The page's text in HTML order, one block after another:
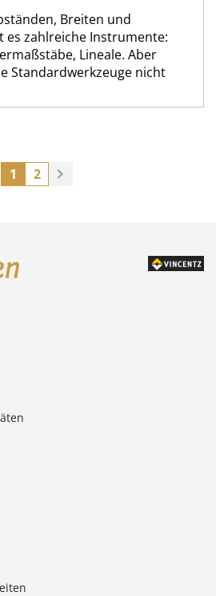
Breiten und
es zahlreiche Instrumente:
Lineale. Aber
Standardwerkzeuge nicht
1 2